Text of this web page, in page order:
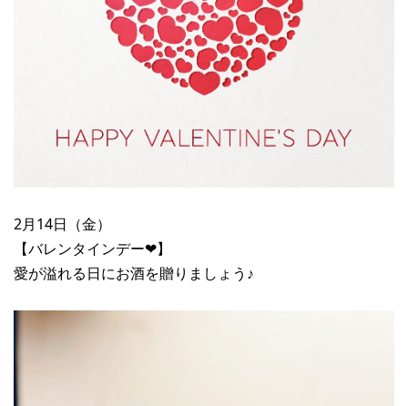
2月14日（金）
【バレンタインデー❤︎】
愛が溢れる日にお酒を贈りましょう♪